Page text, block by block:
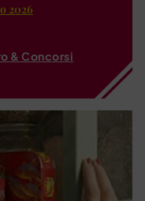
2026
& Concorsi